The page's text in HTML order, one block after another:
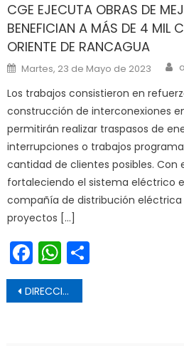
CGE EJECUTA OBRAS DE
BENEFICIAN A MÁS DE 4 MIL
ORIENTE DE RANCAGUA
Posted on
Martes, 23 de Mayo de 2023
Los trabajos consistieron en
construcción de interconexiones
permitirán realizar traspasos de
interrupciones o trabajos
cantidad de clientes posibles.
fortaleciendo el sistema eléctrico
compañía de distribución
proyectos […]
Facebook
WhatsApp
Navegación de
DIRECCIÓN DEL TRABAJO FISCALIZA CAMPAMENTO DE EMPRESA AGRÍCOLA EN CAMINO A SAN ANTONIO EN LA COMUNA DE LINARES.